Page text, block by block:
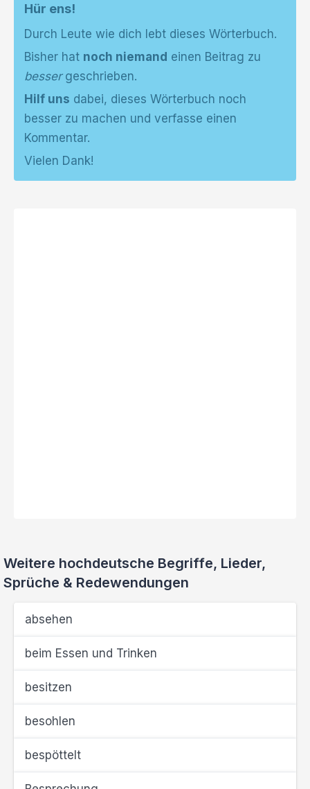
Hür ens!
Durch Leute wie dich lebt dieses Wörterbuch.
Bisher hat noch niemand einen Beitrag zu
bessergeschrieben.
Hilf uns dabei, dieses Wörterbuch noch
besser zu machen und verfasse einen
Kommentar.
Vielen Dank!
Weitere hochdeutsche Begriffe, Lieder,
Sprüche & Redewendungen
absehen
beim Essen und Trinken
besitzen
besohlen
bespöttelt